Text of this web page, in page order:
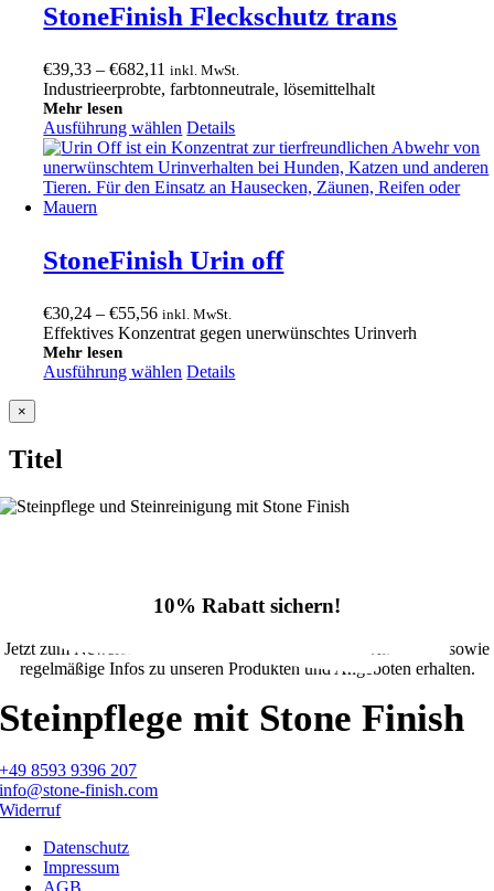
StoneFinish Fleckschutz trans
€39,33 –€682,11 Preisspanne:
€39,33
€682,11
inkl. MwSt.
Industrieerprobte, farbtonneutrale, lösemittelhalt
Mehr lesen
Ausführung wählen Details
StoneFinish Urin off
€30,24 –€55,56Preisspanne:
€30,24
€55,56
inkl. MwSt.
Effektives Konzentrat gegen unerwünschtes Urinverh
Mehr lesen
Ausführung wählen Details
Close
product
view
×
Titel
10% Rabatt sichern!
Jetzt zum Newsletter anmelden und 10% Rabatt im Onlineshop sowie
regelmäßige Infos zu unseren Produkten und Angeboten erhalten.
Steinpflege mit Stone Finish
+49 8593 9396 207
info@stone-finish.com
Widerruf
Datenschutz
Impressum
AGB